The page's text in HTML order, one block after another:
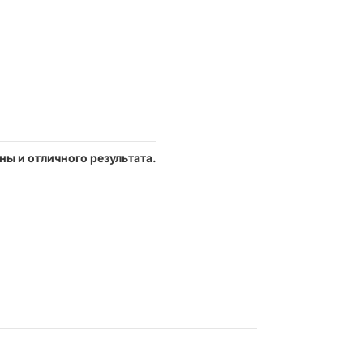
и отличного результата.